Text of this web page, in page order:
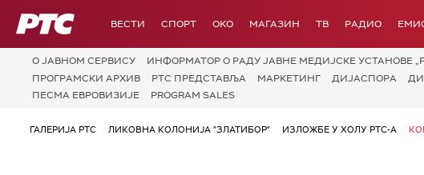
РТС ВЕСТИ СПОРТ OKO МАГАЗИН ТВ РАДИО
О JАВНОМ СЕРВИСУ ИНФОРМАТОР О РАДУ ЈАВНЕ МЕДИЈСКЕ УСТАНОВЕ
ПРОГРАМСКИ АРХИВ
РТС ПРЕДСТАВЉА МАРКЕТИНГ ДИЈАСПОРА
ПЕСМА ЕВРОВИЗИЈЕ
PROGRAM SALES
ГАЛЕРИЈА РТС ЛИКОВНА КОЛОНИЈА "ЗЛАТИБОР" ИЗЛОЖБЕ У ХОЛУ РТС-А